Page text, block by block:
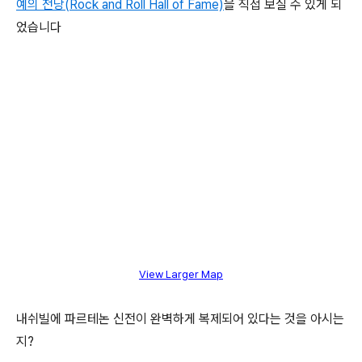
예의 전당(Rock and Roll Hall of Fame)을 직접 보실 수 있게 되
었습니다
View Larger Map
내쉬빌에 파르테논 신전이 완벽하게 복제되어 있다는 것을 아시는
지?